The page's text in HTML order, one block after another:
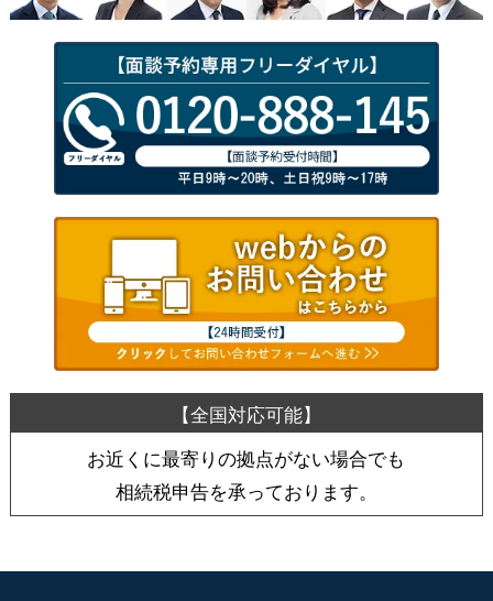
お近くに最寄りの拠点がない場合でも
相続税申告を承っております。